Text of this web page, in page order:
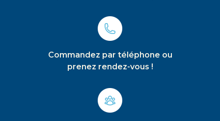
Commandez par téléphone ou
prenez rendez-vous !